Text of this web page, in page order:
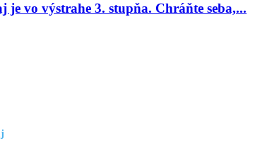
vo výstrahe 3. stupňa. Chráňte seba,...